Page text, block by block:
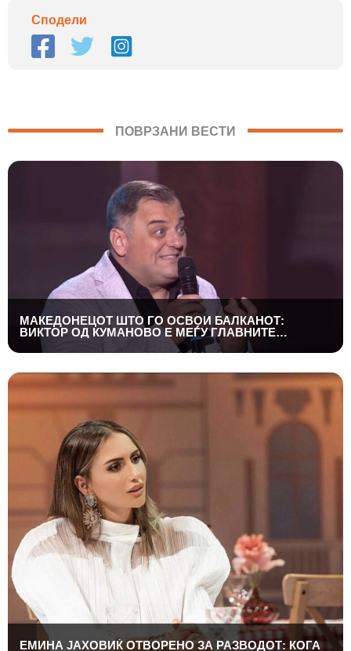
Сподели
ПОВРЗАНИ ВЕСТИ
МАКЕДОНЕЦОТ ШТО ГО ОСВОИ БАЛКАНОТ:
ВИКТОР ОД КУМАНОВО Е МЕЃУ ГЛАВНИТЕ
ФАВОРИТИ ВО „НИКОГАШ НЕ Е ДОЦНА”
ЕМИНА ЈАХОВИЌ ОТВОРЕНО ЗА РАЗВОДОТ: КОГА